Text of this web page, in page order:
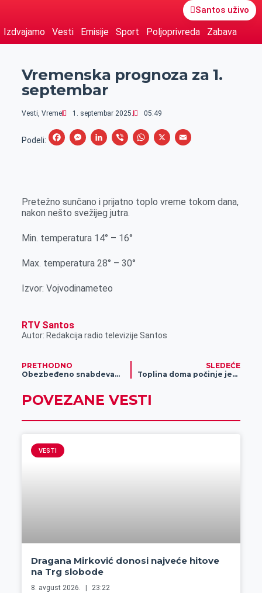
Santos uživo
Izdvajamo Vesti Emisije Sport Poljoprivreda Zabava
Vremenska prognoza za 1.
septembar
Vesti, Vreme 1. septembar 2025. 05:49
Podeli:
F
b
o
o
M
e
n
g
r
L
e
d
I
V
r
W
s
X
E
l
Pretežno sunčano i prijatno toplo vreme tokom dana,
nakon nešto svežijeg jutra.
Min. temperatura 14° – 16°
Max. temperatura 28° – 30°
Izvor: Vojvodinameteo
RTV Santos
Autor: Redakcija radio televizije Santos
PRETHODNO
Obezbeđeno snabdevanje grada vodom slabijeg pritiska
SLEDEĆE
Toplina doma počinje jednim dinarom u DTL PerSu marketima
POVEZANE VESTI
VESTI
Dragana Mirković donosi najveće hitove
na Trg slobode
8. avgust 2026. 23:22